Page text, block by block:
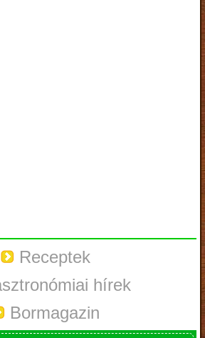
Receptek
hírek
Bormagazin